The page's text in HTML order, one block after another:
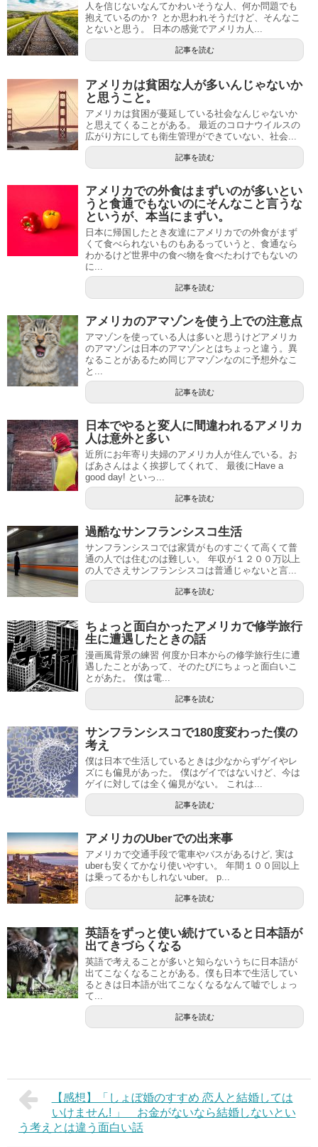
人を信じないなんてかわいそうな人、何か問題でも
抱えているのか？ とか思われそうだけど、そんなこ
とないと思う。 日本の感覚でアメリカ人...
記事を読む
アメリカは貧困な人が多いんじゃないか
と思うこと。
アメリカは貧困が蔓延している社会なんじゃないか
と思えてくることがある。 最近のコロナウイルスの
広がり方にしても衛生管理ができていない、社会...
記事を読む
アメリカでの外食はまずいのが多いとい
うと食通でもないのにそんなこと言うな
というが、本当にまずい。
日本に帰国したとき友達にアメリカでの外食がまず
くて食べられないものもあるっていうと、食通なら
わかるけど世界中の食べ物を食べたわけでもないの
に...
記事を読む
アメリカのアマゾンを使う上での注意点
アマゾンを使っている人は多いと思うけどアメリカ
のアマゾンは日本のアマゾンとはちょっと違う。異
なることがあるため同じアマゾンなのに予想外なこ
と...
記事を読む
日本でやると変人に間違われるアメリカ
人は意外と多い
近所にお年寄り夫婦のアメリカ人が住んでいる。お
ばあさんはよく挨拶してくれて、 最後にHave a
good day! といっ...
記事を読む
過酷なサンフランシスコ生活
サンフランシスコでは家賃がものすごくて高くて普
通の人では住むのは難しい。 年収が１２００万以上
の人でさえサンフランシスコは普通じゃないと言...
記事を読む
ちょっと面白かったアメリカで修学旅行
生に遭遇したときの話
漫画風背景の練習 何度か日本からの修学旅行生に遭
遇したことがあって、そのたびにちょっと面白いこ
とがあた。 僕は電...
記事を読む
サンフランシスコで180度変わった僕の
考え
僕は日本で生活しているときは少なからずゲイやレ
ズにも偏見があった。 僕はゲイではないけど、今は
ゲイに対しては全く偏見がない。 これは...
記事を読む
アメリカのUberでの出来事
アメリカで交通手段で電車やバスがあるけど, 実は
uberも安くてかなり使いやすい。 年間１００回以上
は乗ってるかもしれないuber。 p...
記事を読む
英語をずっと使い続けていると日本語が
出てきづらくなる
英語で考えることが多いと知らないうちに日本語が
出てこなくなることがある。僕も日本で生活してい
るときは日本語が出てこなくなるなんて嘘でしょっ
て...
記事を読む
【感想】「しょぼ婚のすすめ 恋人と結婚しては
いけません! 」 お金がないなら結婚しないとい
う考えとは違う面白い話